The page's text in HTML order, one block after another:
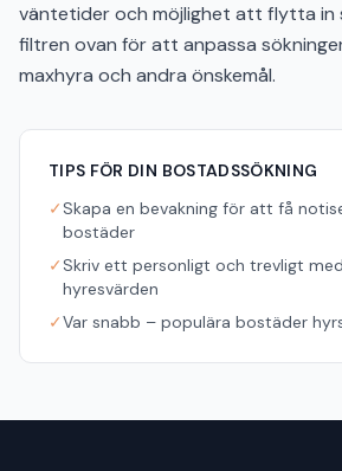
väntetider och möjlighet att flytta in
filtren ovan för att anpassa
maxhyra och andra önskemål.
TIPS FÖR DIN BOSTADSSÖKNING
✓Skapa en bevakning för att få
bostäder
✓Skriv ett personligt och trevligt
hyresvärden
✓Var snabb – populära bostäder